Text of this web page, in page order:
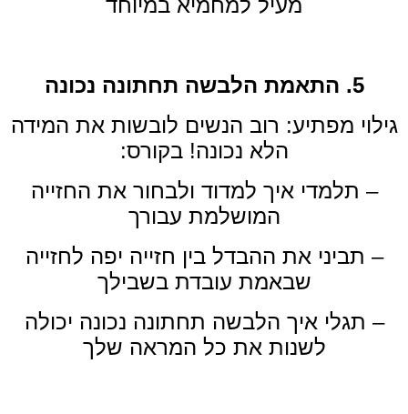
מעיל למחמיא במיוחד
5. התאמת הלבשה תחתונה נכונה
גילוי מפתיע: רוב הנשים לובשות את המידה
הלא נכונה! בקורס:
– תלמדי איך למדוד ולבחור את החזייה
המושלמת עבורך
– תביני את ההבדל בין חזייה יפה לחזייה
שבאמת עובדת בשבילך
– תגלי איך הלבשה תחתונה נכונה יכולה
לשנות את כל המראה שלך